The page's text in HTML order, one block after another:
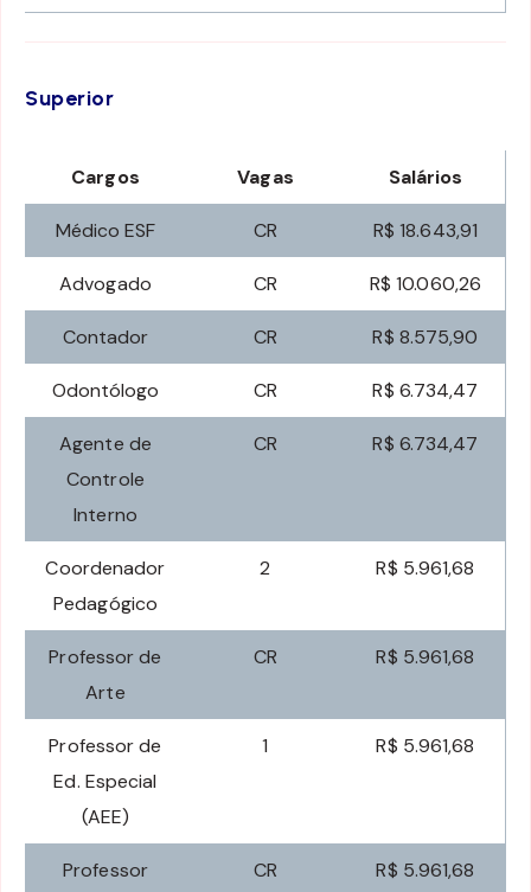
Superior
Cargos Vagas Salários
Médico ESF CR R$ 18.643,91
Advogado CR R$ 10.060,26
Contador CR R$ 8.575,90
Odontólogo CR R$ 6.734,47
Agente de
Controle
Interno
CR R$ 6.734,47
Coordenador
Pedagógico
2 R$ 5.961,68
Professor de
Arte
CR R$ 5.961,68
Professor de
Ed. Especial
(AEE)
1 R$ 5.961,68
Professor
CR R$ 5.961,68